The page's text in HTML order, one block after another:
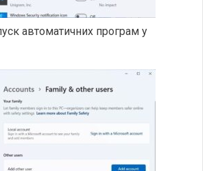
автоматичних програм у